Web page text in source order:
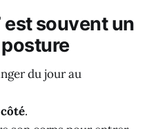
est souvent un
du jour au
.